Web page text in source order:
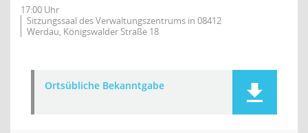
17:00 Uhr
Sitzungssaal des Verwaltungszentrums in 08412
Werdau, Königswalder Straße 18
Ortsübliche Bekanntgabe